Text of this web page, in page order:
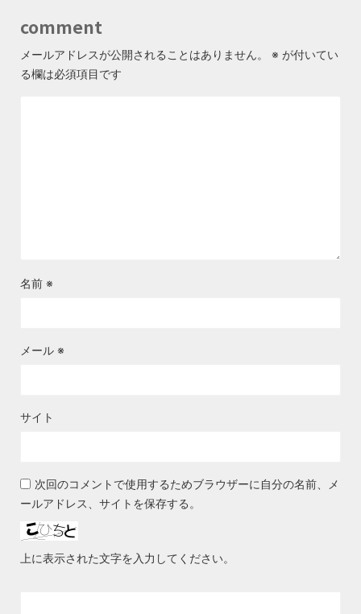
comment
メールアドレスが公開されることはありません。 ※ が付いてい
る欄は必須項目です
名前 ※
メール ※
サイト
次回のコメントで使用するためブラウザーに自分の名前、メ
ールアドレス、サイトを保存する。
上に表示された文字を入力してください。